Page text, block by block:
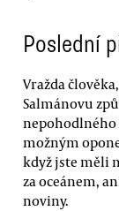
Poslední
Vražda
Salmánovu
možným
když jste měli
za oceánem,
noviny.